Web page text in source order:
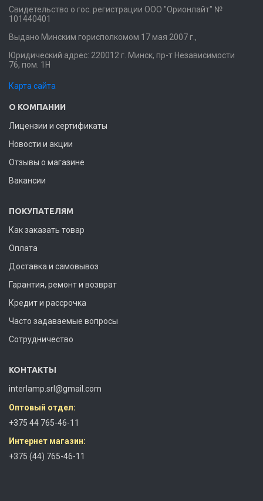
Свидетельство о гос. регистрации ООО "Орионлайт" №
101440401
Выдано Минским горисполкомом 17 мая 2007 г.,
Юридический адрес: 220012 г. Минск, пр-т Независимости
76, пом. 1Н
Карта сайта
О КОМПАНИИ
Лицензии и сертификаты
Новости и акции
Отзывы о магазине
Вакансии
ПОКУПАТЕЛЯМ
Как заказать товар
Оплата
Доставка и самовывоз
Гарантия, ремонт и возврат
Кредит и рассрочка
Часто задаваемые вопросы
Сотрудничество
КОНТАКТЫ
interlamp.srl@gmail.com
Оптовый отдел:
+375 44 765-46-11
Интернет магазин:
+375 (44) 765-46-11